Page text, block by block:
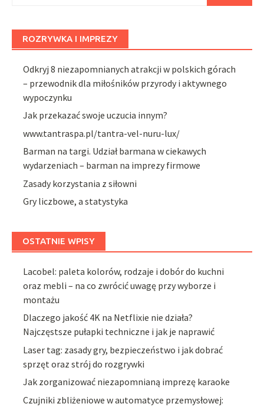
ROZRYWKA I IMPREZY
Odkryj 8 niezapomnianych atrakcji w polskich górach
– przewodnik dla miłośników przyrody i aktywnego
wypoczynku
Jak przekazać swoje uczucia innym?
www.tantraspa.pl/tantra-vel-nuru-lux/
Barman na targi. Udział barmana w ciekawych
wydarzeniach – barman na imprezy firmowe
Zasady korzystania z siłowni
Gry liczbowe, a statystyka
OSTATNIE WPISY
Lacobel: paleta kolorów, rodzaje i dobór do kuchni
oraz mebli – na co zwrócić uwagę przy wyborze i
montażu
Dlaczego jakość 4K na Netflixie nie działa?
Najczęstsze pułapki techniczne i jak je naprawić
Laser tag: zasady gry, bezpieczeństwo i jak dobrać
sprzęt oraz strój do rozgrywki
Jak zorganizować niezapomnianą imprezę karaoke
Czujniki zbliżeniowe w automatyce przemysłowej: